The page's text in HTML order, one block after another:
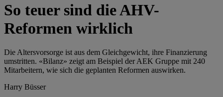
So teuer sind die AHV-
Reformen wirklich
Die Altersvorsorge ist aus dem Gleichgewicht, ihre ­Finanzierung
umstritten. «Bilanz» zeigt am Beispiel der AEK Gruppe mit 240
Mitarbeitern, wie sich die geplanten Reformen auswirken.
Harry Büsser